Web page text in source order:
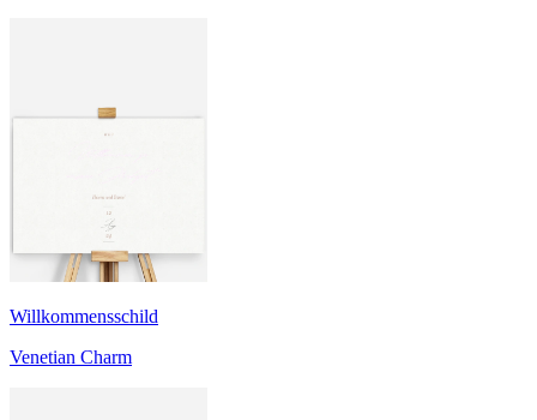
Willkommensschild
Venetian Charm